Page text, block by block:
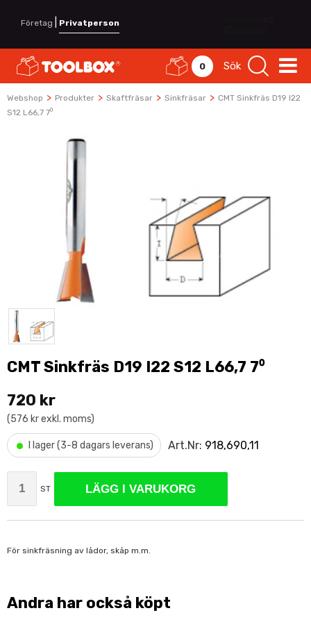
Företag Privatperson
0 Sök
Webshop > Produkter > Skaftfräsar > Sinkfräsar > CMT Sinkfräs D19 I22
S12 L66,7 7⁰
CMT Sinkfräs D19 I22 S12 L66,7 7⁰
720 kr
(576 kr exkl. moms)
• I lager (3-8 dagars leverans) Art.Nr: 918,690,11
ST LÄGG I VARUKORG
För sinkfräsning av lådor, skåp m.m.
Andra har också köpt